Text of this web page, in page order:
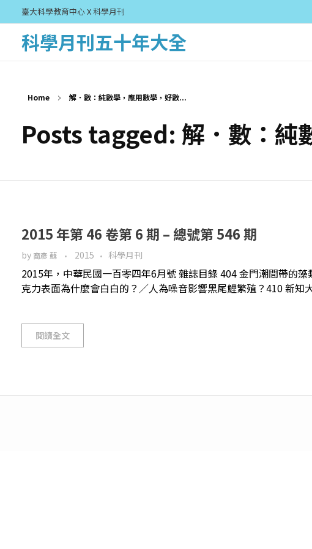
臺大科學教育中心 X 科學月刊
科學月刊五十年大全
Home 解．數：純數學，應用數學，好數...
Posts tagged: 解．數：純
2015 年第 46 卷第 6 期 – 總號第 546 期
by 裔彥 蘇 2015 科學月刊
2015年，中華民國一百零四年6月號 雜誌目錄 404 金門潮間帶的
克力表面為什麼會白白的？／人為噪音影響黑尾鯉繁殖？410 新知
閱讀全文